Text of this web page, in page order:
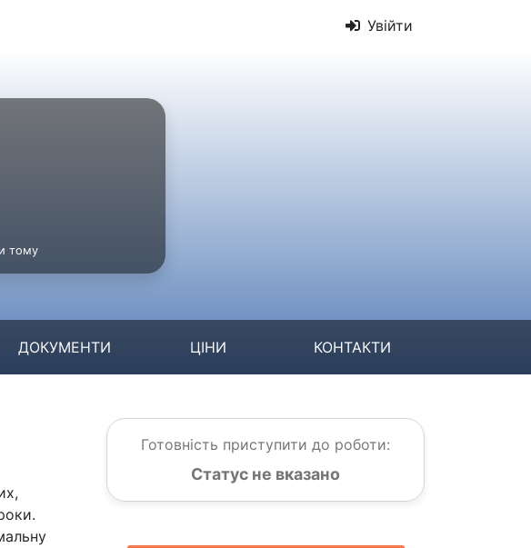
Увійти
тому
ДОКУМЕНТИ ЦІНИ КОНТАКТИ
Готовність приступити до роботи:
Статус не вказано